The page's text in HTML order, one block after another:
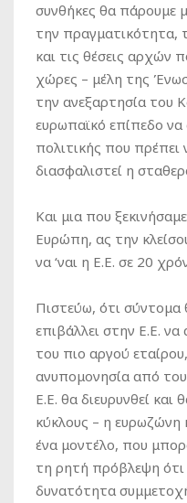
συνθήκες θα πάρουμε
την πραγματικότητα,
και τις θέσεις αρχών
χώρες – μέλη της
την ανεξαρτησία του
ευρωπαϊκό επίπεδο
πολιτικής που πρέπει
διασφαλιστεί η
Και μια που
Ευρώπη, ας την
να ‘ναι η Ε.Ε. σε 20
Πιστεύω, ότι σύντομα
επιβάλλει στην Ε.Ε.
του πιο αργού
ανυπομονησία από
Ε.Ε. θα διευρυνθεί και
κύκλους – η ευρωζώνη
ένα μοντέλο, που
τη ρητή πρόβλεψη ότι
δυνατότητα